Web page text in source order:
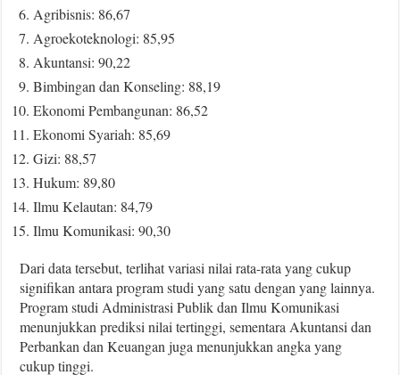
Agribisnis: 86,67
Agroekoteknologi: 85,95
Akuntansi: 90,22
Bimbingan dan Konseling: 88,19
Ekonomi Pembangunan: 86,52
Ekonomi Syariah: 85,69
Gizi: 88,57
Hukum: 89,80
Ilmu Kelautan: 84,79
Ilmu Komunikasi: 90,30
Dari data tersebut, terlihat variasi nilai rata-rata yang cukup
signifikan antara program studi yang satu dengan yang lainnya.
Program studi Administrasi Publik dan Ilmu Komunikasi
menunjukkan prediksi nilai tertinggi, sementara Akuntansi dan
Perbankan dan Keuangan juga menunjukkan angka yang
cukup tinggi.